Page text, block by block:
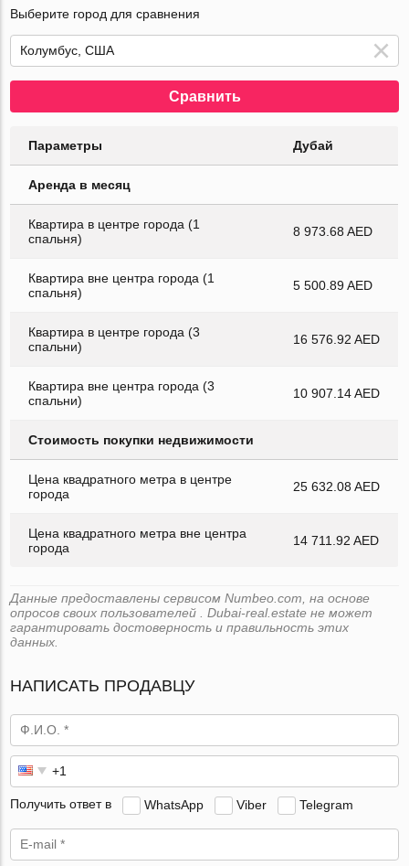
Выберите город для сравнения
Сравнить
Параметры Дубай
Аренда в месяц
Квартира в центре города (1
спальня)
8 973.68 AED
Квартира вне центра города (1
спальня)
5 500.89 AED
Квартира в центре города (3
спальни)
16 576.92 AED
Квартира вне центра города (3
спальни)
10 907.14 AED
Стоимость покупки недвижимости
Цена квадратного метра в центре
города
25 632.08 AED
Цена квадратного метра вне центра
города
14 711.92 AED
Данные предоставлены сервисом Numbeo.com, на основе
опросов своих пользователей . Dubai-real.estate не может
гарантировать достоверность и правильность этих
данных.
НАПИСАТЬ ПРОДАВЦУ
Получить ответ в WhatsApp Viber Telegram